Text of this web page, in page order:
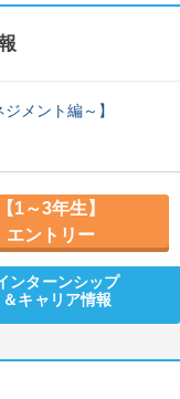
メント編～】
【1～3年生】
エントリー
ンターンシップ
＆キャリア情報